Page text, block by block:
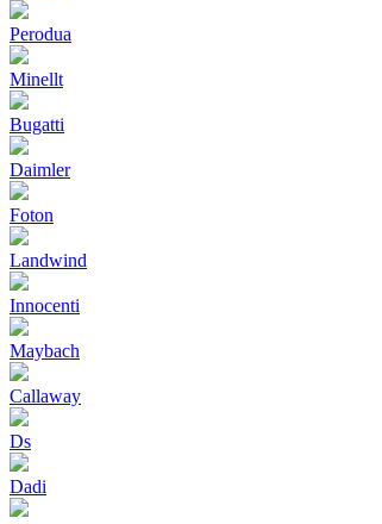
Perodua
Minellt
Bugatti
Daimler
Foton
Landwind
Innocenti
Maybach
Callaway
Ds
Dadi